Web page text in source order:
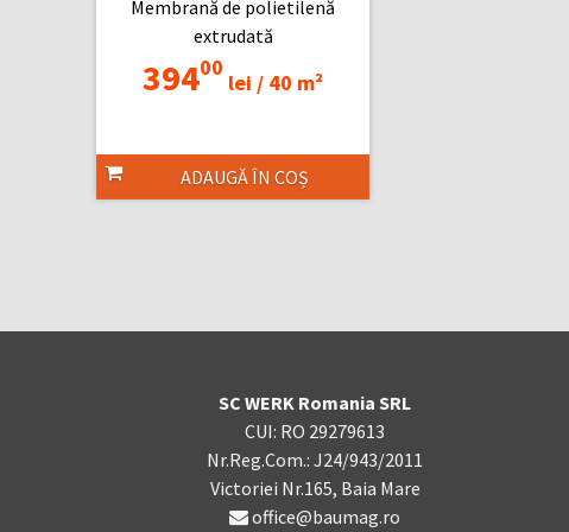
Membrană de polietilenă
extrudată
39400
lei / 40 m²
ADAUGĂ ÎN COȘ
SC WERK Romania SRL
CUI: RO 29279613
Nr.Reg.Com.: J24/943/2011
Victoriei Nr.165, Baia Mare
office@baumag.ro